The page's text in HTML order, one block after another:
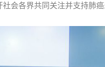
会各界共同关注并支持肺